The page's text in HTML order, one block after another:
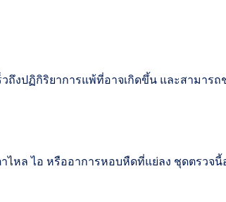
งปฏิกิริยาการแพ้ที่อาจเกิดขึ้น และสามารถ
ล ไอ หรืออาการหอบหืดที่แย่ลง ชุดตรวจนี้